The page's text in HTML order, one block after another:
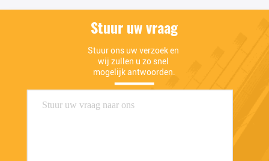
Stuur uw vraag
Stuur ons uw verzoek en
wij zullen u zo snel
mogelijk antwoorden.